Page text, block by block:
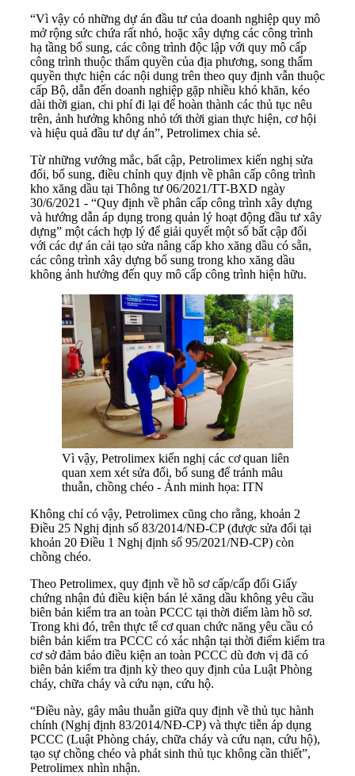
“Vì vậy có những dự án đầu tư của doanh nghiệp quy mô
mở rộng sức chứa rất nhỏ, hoặc xây dựng các công trình
hạ tầng bổ sung, các công trình độc lập với quy mô cấp
công trình thuộc thẩm quyền của địa phương, song thẩm
quyền thực hiện các nội dung trên theo quy định vẫn thuộc
cấp Bộ, dẫn đến doanh nghiệp gặp nhiều khó khăn, kéo
dài thời gian, chi phí đi lại để hoàn thành các thủ tục nêu
trên, ảnh hưởng không nhỏ tới thời gian thực hiện, cơ hội
và hiệu quả đầu tư dự án”, Petrolimex chia sẻ.
Từ những vướng mắc, bất cập, Petrolimex kiến nghị sửa
đổi, bổ sung, điều chỉnh quy định về phân cấp công trình
kho xăng dầu tại Thông tư 06/2021/TT-BXD ngày
30/6/2021 - “Quy định về phân cấp công trình xây dựng
và hướng dẫn áp dụng trong quản lý hoạt động đầu tư xây
dựng” một cách hợp lý để giải quyết một số bất cập đối
với các dự án cải tạo sửa nâng cấp kho xăng dầu có sẵn,
các công trình xây dựng bổ sung trong kho xăng dầu
không ảnh hưởng đến quy mô cấp công trình hiện hữu.
Vì vậy, Petrolimex kiến nghị các cơ quan liên
quan xem xét sửa đổi, bổ sung để tránh mâu
thuẫn, chồng chéo - Ảnh minh họa: ITN
Không chỉ có vậy, Petrolimex cũng cho rằng, khoản 2
Điều 25 Nghị định số 83/2014/NĐ-CP (được sửa đổi tại
khoản 20 Điều 1 Nghị định số 95/2021/NĐ-CP) còn
chồng chéo.
Theo Petrolimex, quy định về hồ sơ cấp/cấp đổi Giấy
chứng nhận đủ điều kiện bán lẻ xăng dầu không yêu cầu
biên bản kiểm tra an toàn PCCC tại thời điểm làm hồ sơ.
Trong khi đó, trên thực tế cơ quan chức năng yêu cầu có
biên bản kiểm tra PCCC có xác nhận tại thời điểm kiểm tra
cơ sở đảm bảo điều kiện an toàn PCCC dù đơn vị đã có
biên bản kiểm tra định kỳ theo quy định của Luật Phòng
cháy, chữa cháy và cứu nạn, cứu hộ.
“Điều này, gây mâu thuẫn giữa quy định về thủ tục hành
chính (Nghị định 83/2014/NĐ-CP) và thực tiễn áp dụng
PCCC (Luật Phòng cháy, chữa cháy và cứu nạn, cứu hộ),
tạo sự chồng chéo và phát sinh thủ tục không cần thiết”,
Petrolimex nhìn nhận.